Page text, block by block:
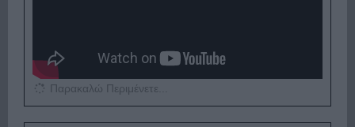
Παρακαλώ Περιμένετε...